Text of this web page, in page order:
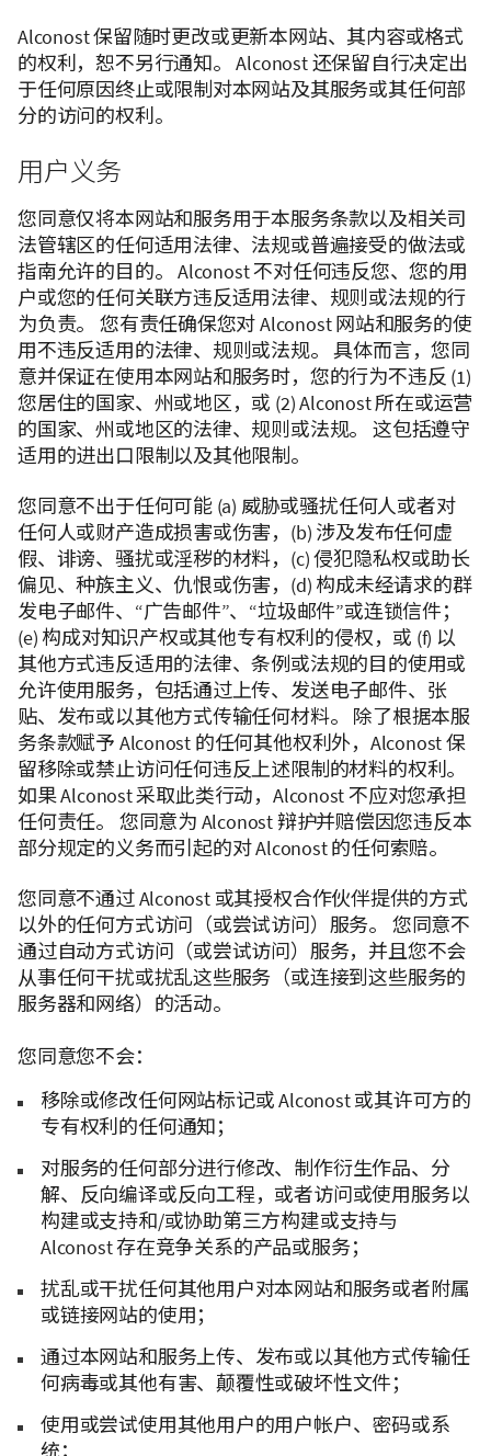
Alconost 保留随时更改或更新本网站、其内容或格式
的权利，恕不另行通知。 Alconost 还保留自行决定出
于任何原因终止或限制对本网站及其服务或其任何部
分的访问的权利。
用户义务
您同意仅将本网站和服务用于本服务条款以及相关司
法管辖区的任何适用法律、法规或普遍接受的做法或
指南允许的目的。 Alconost 不对任何违反您、您的用
户或您的任何关联方违反适用法律、规则或法规的行
为负责。 您有责任确保您对 Alconost 网站和服务的使
用不违反适用的法律、规则或法规。 具体而言，您同
意并保证在使用本网站和服务时，您的行为不违反 (1)
您居住的国家、州或地区，或 (2) Alconost 所在或运营
的国家、州或地区的法律、规则或法规。 这包括遵守
适用的进出口限制以及其他限制。
您同意不出于任何可能 (a) 威胁或骚扰任何人或者对
任何人或财产造成损害或伤害，(b) 涉及发布任何虚
假、诽谤、骚扰或淫秽的材料，(c) 侵犯隐私权或助长
偏见、种族主义、仇恨或伤害，(d) 构成未经请求的群
发电子邮件、“广告邮件”、“垃圾邮件”或连锁信件；
(e) 构成对知识产权或其他专有权利的侵权，或 (f) 以
其他方式违反适用的法律、条例或法规的目的使用或
允许使用服务，包括通过上传、发送电子邮件、张
贴、发布或以其他方式传输任何材料。 除了根据本服
务条款赋予 Alconost 的任何其他权利外，Alconost 保
留移除或禁止访问任何违反上述限制的材料的权利。
如果 Alconost 采取此类行动，Alconost 不应对您承担
任何责任。 您同意为 Alconost 辩护并赔偿因您违反本
部分规定的义务而引起的对 Alconost 的任何索赔。
您同意不通过 Alconost 或其授权合作伙伴提供的方式
以外的任何方式访问（或尝试访问）服务。 您同意不
通过自动方式访问（或尝试访问）服务，并且您不会
从事任何干扰或扰乱这些服务（或连接到这些服务的
服务器和网络）的活动。
您同意您不会：
移除或修改任何网站标记或 Alconost 或其许可方的
专有权利的任何通知；
对服务的任何部分进行修改、制作衍生作品、分
解、反向编译或反向工程，或者访问或使用服务以
构建或支持和/或协助第三方构建或支持与
Alconost 存在竞争关系的产品或服务；
扰乱或干扰任何其他用户对本网站和服务或者附属
或链接网站的使用；
通过本网站和服务上传、发布或以其他方式传输任
何病毒或其他有害、颠覆性或破坏性文件；
使用或尝试使用其他用户的用户帐户、密码或系